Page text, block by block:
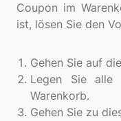
Coupon im
ist, lösen Sie den
Gehen Sie auf
Legen Sie alle
Warenkorb.
Gehen Sie zu